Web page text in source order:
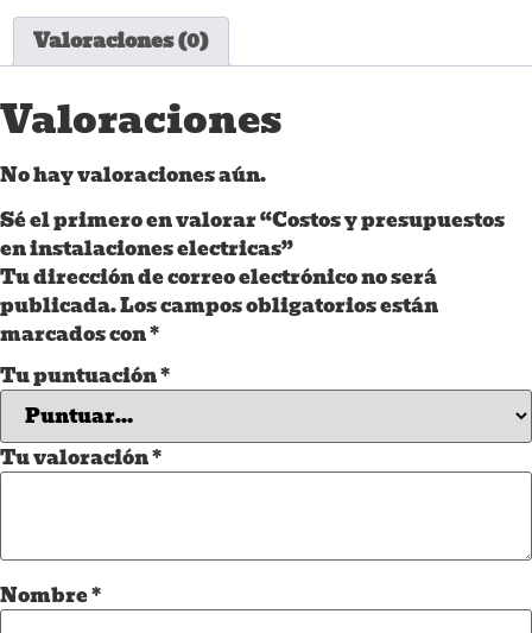
Valoraciones (0)
Valoraciones
No hay valoraciones aún.
Sé el primero en valorar “Costos y presupuestos
en instalaciones electricas”
Tu dirección de correo electrónico no será
publicada.Los campos obligatorios están
marcados con*
Tu puntuación*
Tu valoración*
Nombre*